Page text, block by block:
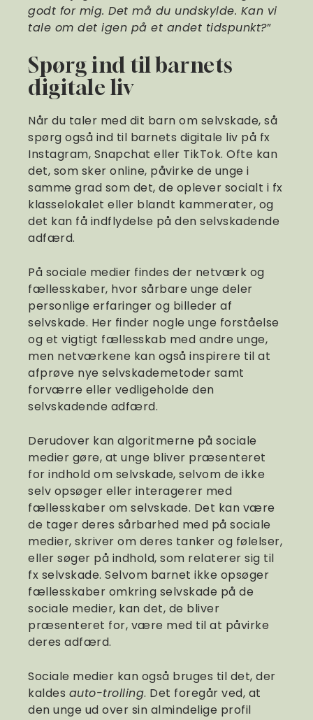
godt for mig. Det må du undskylde. Kan vi
tale om det igen på et andet tidspunkt?”
Spørg ind til barnets
digitale liv
Når du taler med dit barn om selvskade, så
spørg også ind til barnets digitale liv på fx
Instagram, Snapchat eller TikTok. Ofte kan
det, som sker online, påvirke de unge i
samme grad som det, de oplever socialt i fx
klasselokalet eller blandt kammerater, og
det kan få indflydelse på den selvskadende
adfærd.
På sociale medier findes der netværk og
fællesskaber, hvor sårbare unge deler
personlige erfaringer og billeder af
selvskade. Her finder nogle unge forståelse
og et vigtigt fællesskab med andre unge,
men netværkene kan også inspirere til at
afprøve nye selvskademetoder samt
forværre eller vedligeholde den
selvskadende adfærd.
Derudover kan algoritmerne på sociale
medier gøre, at unge bliver præsenteret
for indhold om selvskade, selvom de ikke
selv opsøger eller interagerer med
fællesskaber om selvskade. Det kan være
de tager deres sårbarhed med på sociale
medier, skriver om deres tanker og følelser,
eller søger på indhold, som relaterer sig til
fx selvskade. Selvom barnet ikke opsøger
fællesskaber omkring selvskade på de
sociale medier, kan det, de bliver
præsenteret for, være med til at påvirke
deres adfærd.
Sociale medier kan også bruges til det, der
kaldes auto-trolling. Det foregår ved, at
den unge ud over sin almindelige profil